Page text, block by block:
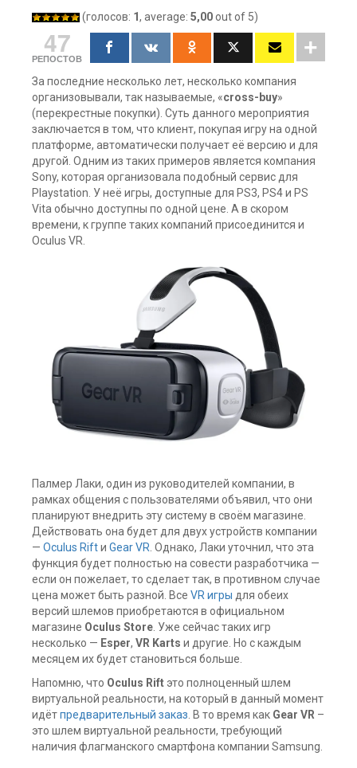
(голосов: 1, average: 5,00out of 5)
47
РЕПОСТОВ
За последние несколько лет, несколько компания
организовывали, так называемые, «cross-buy»
(перекрестные покупки). Суть данного мероприятия
заключается в том, что клиент, покупая игру на одной
платформе, автоматически получает её версию и для
другой. Одним из таких примеров является компания
Sony, которая организовала подобный сервис для
Playstation. У неё игры, доступные для PS3, PS4 и PS
Vita обычно доступны по одной цене. А в скором
времени, к группе таких компаний присоединится и
Oculus VR.
Палмер Лаки, один из руководителей компании, в
рамках общения с пользователями объявил, что они
планируют внедрить эту систему в своём магазине.
Действовать она будет для двух устройств компании
— Oculus Riftи Gear VR. Однако, Лаки уточнил, что эта
функция будет полностью на совести разработчика —
если он пожелает, то сделает так, в противном случае
цена может быть разной. Все VR игры для обеих
версий шлемов приобретаются в официальном
магазине Oculus Store. Уже сейчас таких игр
несколько — Esper, VR Karts и другие. Но с каждым
месяцем их будет становиться больше.
Напомню, что Oculus Riftэто полноценный шлем
виртуальной реальности, на который в данный момент
идётпредварительный заказ. В то время как Gear VR –
это шлем виртуальной реальности, требующий
наличия флагманского смартфона компании Samsung.